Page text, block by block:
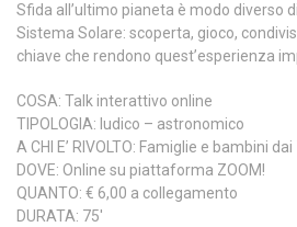
Sfida all’ultimo pianeta è modo diverso
Sistema Solare: scoperta, gioco,
chiave che rendono quest’esperienza
COSA: Talk interattivo online
TIPOLOGIA: ludico – astronomico
A CHI E’ RIVOLTO: Famiglie e bambini
DOVE: Online su piattaforma ZOOM!
QUANTO: € 6,00 a collegamento
DURATA: 75′